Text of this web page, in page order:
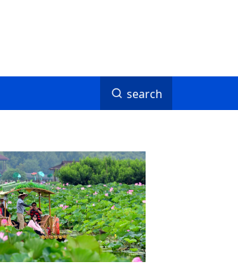
search